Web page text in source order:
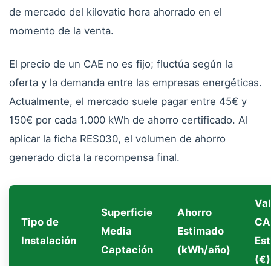
de mercado del kilovatio hora ahorrado en el
momento de la venta.
El precio de un CAE no es fijo; fluctúa según la
oferta y la demanda entre las empresas energéticas.
Actualmente, el mercado suele pagar entre 45€ y
150€ por cada 1.000 kWh de ahorro certificado. Al
aplicar la ficha RES030, el volumen de ahorro
generado dicta la recompensa final.
Tipo de
Instalación
Superficie
Media
Captación
Ahorro
Estimado
(kWh/año)
(€)